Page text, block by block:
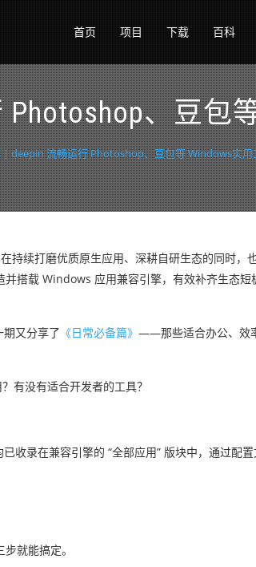
首页 项目 下载 百科
、豆包
| deepin 流畅运行 Photoshop、豆包等 Windows实用
持续打磨优质原生应用、深耕自研生态的同时，
搭载 Windows 应用兼容引擎，有效补齐生态短
期又分享了 《日常必备篇》 ——那些适合办公、效
有没有适合开发者的工具？
收录在兼容引擎的 “全部应用” 版块中，通过配
就能搞定。